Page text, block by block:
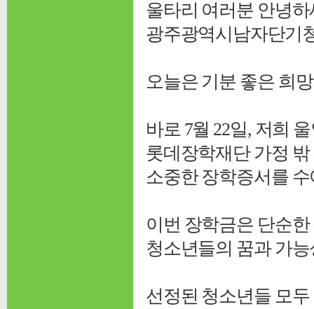
울타리 여러분 안녕하
광주광역시남자단기
오늘은 기분 좋은 희
바로 7월 22일, 저희
롯데장학재단 가정
소중한 장학증서를
이번 장학금은 단순
청소년들의 꿈과 가
선정된 청소년들 모